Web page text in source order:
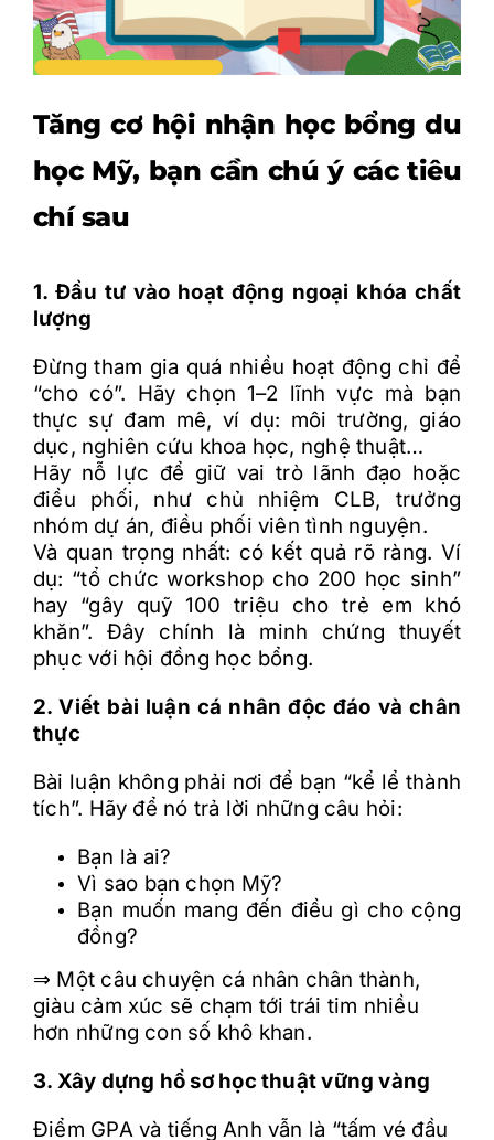
Tăng cơ hội nhận học bổng du
học Mỹ, bạn cần chú ý các tiêu
chí sau
1. Đầu tư vào hoạt động ngoại khóa chất
lượng
Đừng tham gia quá nhiều hoạt động chỉ để
“cho có”. Hãy chọn 1–2 lĩnh vực mà bạn
thực sự đam mê, ví dụ: môi trường, giáo
dục, nghiên cứu khoa học, nghệ thuật…
Hãy nỗ lực để giữ vai trò lãnh đạo hoặc
điều phối, như chủ nhiệm CLB, trưởng
nhóm dự án, điều phối viên tình nguyện.
Và quan trọng nhất: có kết quả rõ ràng. Ví
dụ: “tổ chức workshop cho 200 học sinh”
hay “gây quỹ 100 triệu cho trẻ em khó
khăn”. Đây chính là minh chứng thuyết
phục với hội đồng học bổng.
2. Viết bài luận cá nhân độc đáo và chân
thực
Bài luận không phải nơi để bạn “kể lể thành
tích”. Hãy để nó trả lời những câu hỏi:
Bạn là ai?
Vì sao bạn chọn Mỹ?
Bạn muốn mang đến điều gì cho cộng
đồng?
⇒ Một câu chuyện cá nhân chân thành,
giàu cảm xúc sẽ chạm tới trái tim nhiều
hơn những con số khô khan.
3. Xây dựng hồ sơ học thuật vững vàng
Điểm GPA và tiếng Anh vẫn là “tấm vé đầu